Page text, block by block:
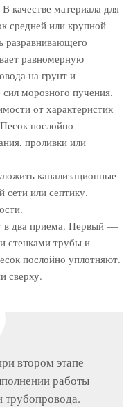
качестве материала для
средней или крупной
разравнивающего
равномерную
на грунт и
морозного пучения.
от характеристик
послойно
проливки или
канализационные
или септику.
в два приема. Первый —
стенками трубы и
послойно уплотняют.
сверху.
втором этапе
работы
трубопровода.